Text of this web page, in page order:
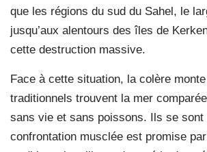
que les régions du sud du Sahel, le
jusqu’aux alentours des îles de
cette destruction massive.
Face à cette situation, la colère
traditionnels trouvent la mer
sans vie et sans poissons. Ils se sont
confrontation musclée est promise